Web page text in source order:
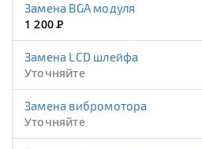
Замена BGA модуля
1 200Р
Замена LCD шлейфа
Уточняйте
Замена вибромотора
Уточняйте